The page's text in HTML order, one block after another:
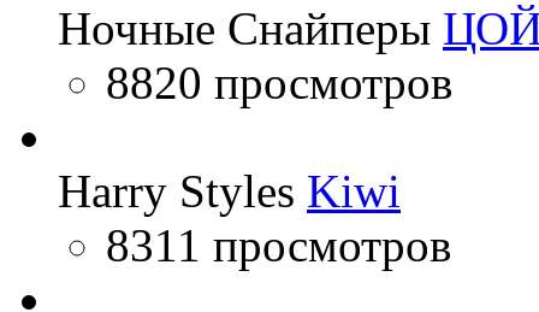
Ночные Снайперы
8820 просмотров
Harry Styles Kiwi
8311 просмотров